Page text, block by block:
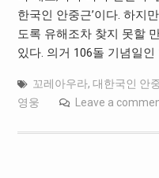
한국인 안중근’이다. 하지
도록 유해조차 찾지 못할
있다. 의거 106돌 기념일인
꼬레아우라, 대한국인 안
영웅
Leave a